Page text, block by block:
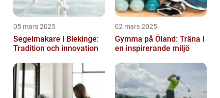
05 mars 2025
Segelmakare i Blekinge:
Tradition och innovation
02 mars 2025
Gymma på Öland: Träna i
en inspirerande miljö